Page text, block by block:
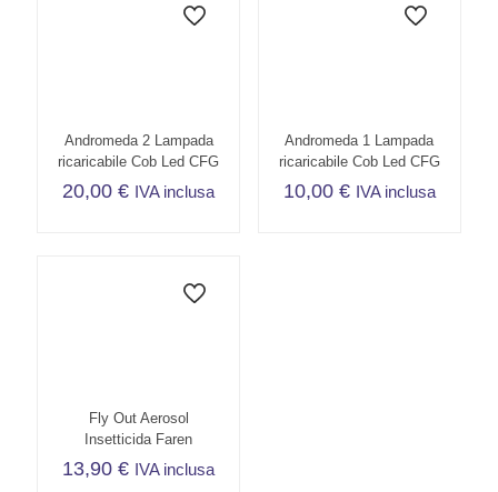
Andromeda 2 Lampada
ricaricabile Cob Led CFG
20,00€ IVA inclusa
Andromeda 1 Lampada
ricaricabile Cob Led CFG
10,00 € IVA inclusa
Fly Out Aerosol
Insetticida Faren
13,90€ IVA inclusa